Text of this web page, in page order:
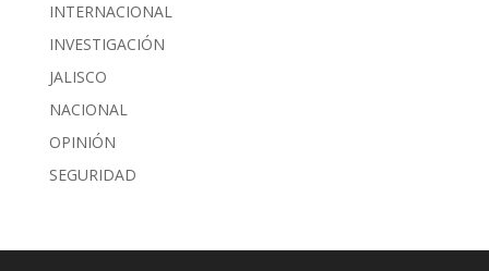
INTERNACIONAL
INVESTIGACIÓN
JALISCO
NACIONAL
OPINIÓN
SEGURIDAD